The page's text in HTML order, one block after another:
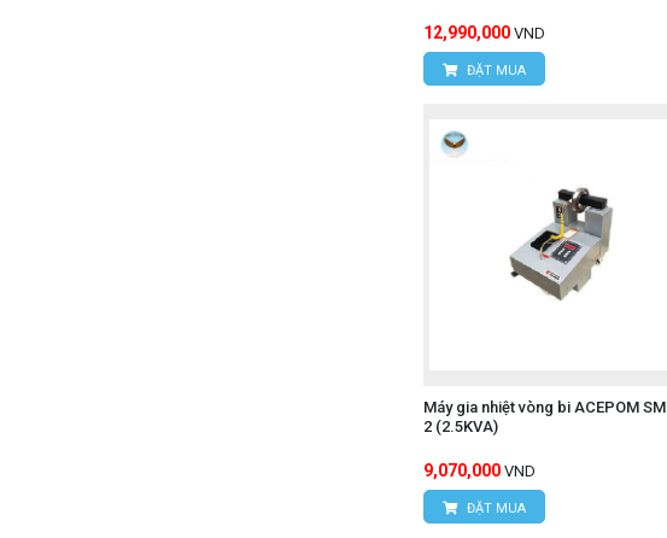
12,990,000 VND
ĐẶT MUA
Máy gia nhiệt vòng bi ACEPOM
2 (2.5KVA)
9,070,000 VND
ĐẶT MUA